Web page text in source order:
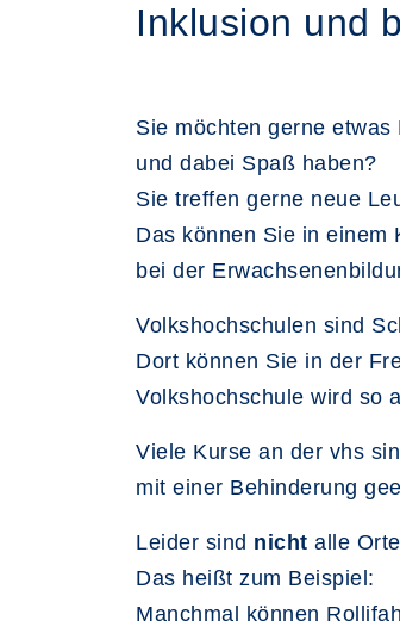
Inklusion und
Sie möchten gerne etwas
und dabei Spaß haben?
Sie treffen gerne neue
Das können Sie in einem
bei der
Volkshochschulen sind
Dort können Sie in der
Volkshochschule wird so
Viele Kurse an der vhs
mit einer Behinderung
Leider sind nicht alle
Das heißt zum Beispiel:
Manchmal können